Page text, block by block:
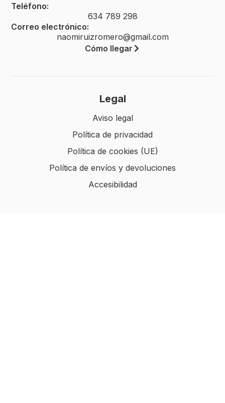
Teléfono:
634 789 298
Correo electrónico:
naomiruizromero@gmail.com
Cómo llegar
Legal
Aviso legal
Política de privacidad
Política de cookies (UE)
Política de envíos y devoluciones
Accesibilidad